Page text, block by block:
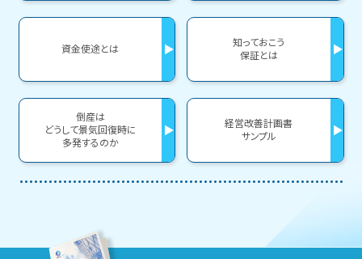
資金使途とは
知っておこう
保証とは
倒産は
どうして景気回復時に
多発するのか
経営改善計画書
サンプル